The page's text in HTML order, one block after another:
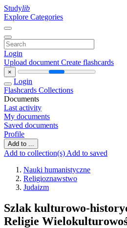
Studylib
Explore Categories
Login
Upload document Create flashcards
×
Login
Flashcards Collections
Documents
Last activity
My documents
Saved documents
Profile
Add to ...
Add to collection(s) Add to saved
Nauki humanistyczne
Religioznawstwo
Judaizm
Szlak kulturowo-
Religie